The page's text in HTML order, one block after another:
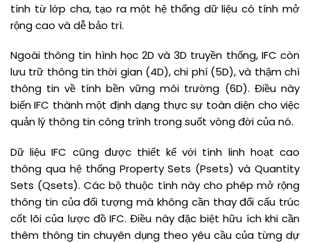
tính từ lớp cha, tạo ra một hệ thống dữ liệu có tính mở
rộng cao và dễ bảo trì.
Ngoài thông tin hình học 2D và 3D truyền thống, IFC còn
lưu trữ thông tin thời gian (4D), chi phí (5D), và thậm chí
thông tin về tính bền vững môi trường (6D). Điều này
biến IFC thành một định dạng thực sự toàn diện cho việc
quản lý thông tin công trình trong suốt vòng đời của nó.
Dữ liệu IFC cũng được thiết kế với tính linh hoạt cao
thông qua hệ thống Property Sets (Psets) và Quantity
Sets (Qsets). Các bộ thuộc tính này cho phép mở rộng
thông tin của đối tượng mà không cần thay đổi cấu trúc
cốt lõi của lược đồ IFC. Điều này đặc biệt hữu ích khi cần
thêm thông tin chuyên dụng theo yêu cầu của từng dự